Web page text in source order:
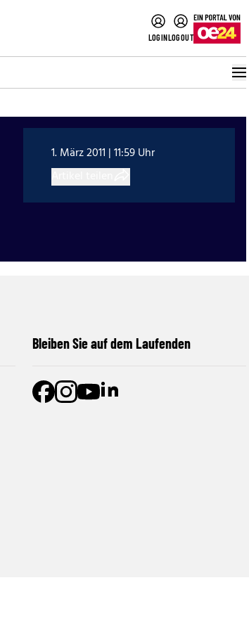
LOGINLOGOUT
1. März 2011 | 11:59 Uhr
Bleiben Sie auf dem Laufenden